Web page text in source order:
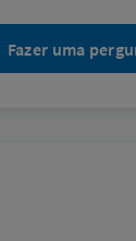
Fazer uma